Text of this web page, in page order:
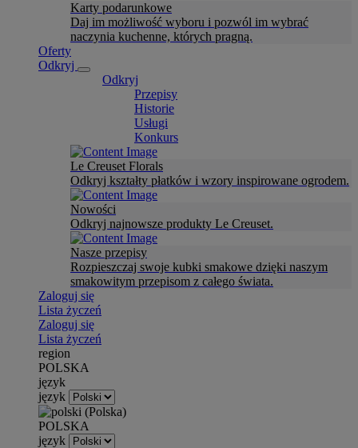
Karty podarunkowe
Daj im możliwość wyboru i pozwól im wybrać
naczynia kuchenne, których pragną.
Oferty
Odkryj
Odkryj
Przepisy
Historie
Usługi
Konkurs
Le Creuset Florals
Odkryj kształty płatków i wzory inspirowane ogrodem.
Nowości
Odkryj najnowsze produkty Le Creuset.
Nasze przepisy
Rozpieszczaj swoje kubki smakowe dzięki naszym
smakowitym przepisom z całego świata.
Zaloguj się
Lista życzeń
Zaloguj się
Lista życzeń
region
POLSKA
język
język
POLSKA
język